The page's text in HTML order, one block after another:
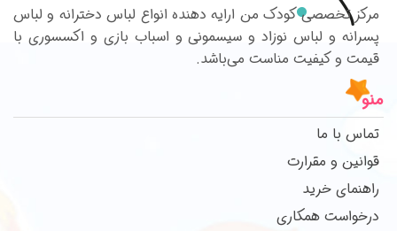
مرکز تخصصی کودک من ارایه دهنده انواع لباس دخترانه و لباس
پسرانه و لباس نوزاد و سیسمونی و اسباب بازی و اکسسوری با
قیمت و کیفیت مناست می‌باشد.
منو
تماس با ما
قوانین و مقرارت
راهنمای خرید
درخواست همکاری